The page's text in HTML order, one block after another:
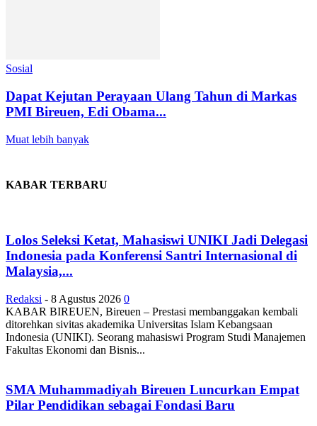
Sosial
Dapat Kejutan Perayaan Ulang Tahun di Markas
PMI Bireuen, Edi Obama...
Muat lebih banyak
KABAR TERBARU
Lolos Seleksi Ketat, Mahasiswi UNIKI Jadi Delegasi
Indonesia pada Konferensi Santri Internasional di
Malaysia,...
Redaksi - 8 Agustus 2026 0
KABAR BIREUEN, Bireuen – Prestasi membanggakan kembali
ditorehkan sivitas akademika Universitas Islam Kebangsaan
Indonesia (UNIKI). Seorang mahasiswi Program Studi Manajemen
Fakultas Ekonomi dan Bisnis...
SMA Muhammadiyah Bireuen Luncurkan Empat
Pilar Pendidikan sebagai Fondasi Baru